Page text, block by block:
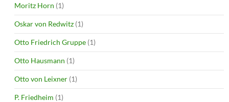
Moritz Horn (1)
Oskar von Redwitz (1)
Otto Friedrich Gruppe (1)
Otto Hausmann (1)
Otto von Leixner (1)
P. Friedheim (1)